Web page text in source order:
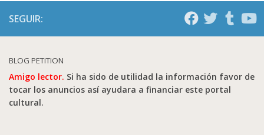
SEGUIR:
BLOG PETITION
Amigo lector. Si ha sido de utilidad la información favor de
tocar los anuncios así ayudara a financiar este portal
cultural.